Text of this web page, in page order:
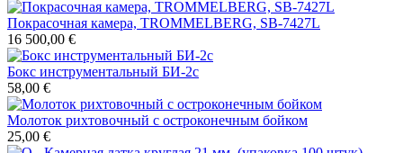
Покрасочная камера, TROMMELBERG, SB-7427L
16 500,00 €
Бокс инструментальный БИ-2с
58,00 €
Молоток рихтовочный с остроконечным бойком
25,00 €